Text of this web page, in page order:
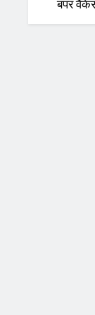
बंपर